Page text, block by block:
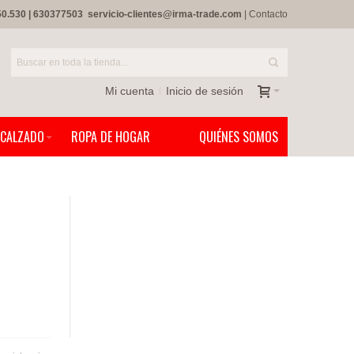
630377503 servicio-clientes@irma-trade.com Contacto
Mi cuenta Inicio de sesión
CALZADO ROPA DE HOGAR QUIÉNES SOMOS